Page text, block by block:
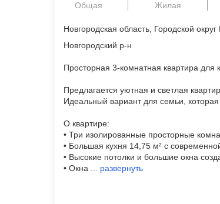
Общая Жилая
Новгородская область, Городской
Новгородский р-н
Просторная 3-комнатная квартира
Предлагается уютная и светлая
Идеальный вариант для семьи,
О квартире:
• Три изолированные просторные
• Большая кухня 14,75 м² с
• Высокие потолки и большие окна
• Окна
развернуть